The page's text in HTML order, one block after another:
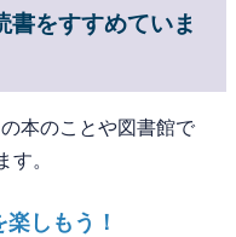
書をすすめていま
本のことや図書館で
す。
しもう！